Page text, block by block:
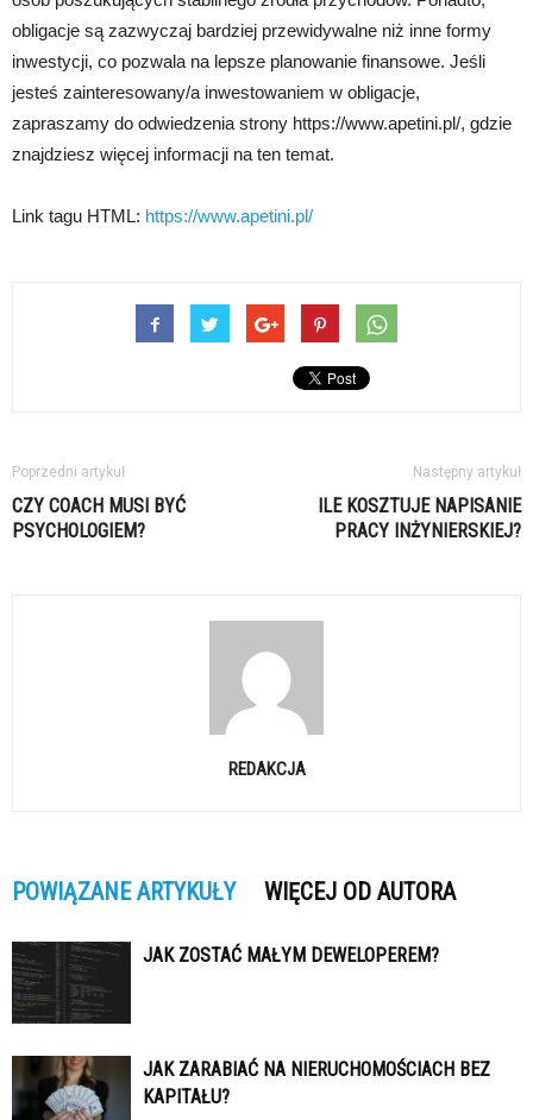
obligacje są zazwyczaj bardziej przewidywalne niż inne formy
inwestycji, co pozwala na lepsze planowanie finansowe. Jeśli
jesteś zainteresowany/a inwestowaniem w obligacje,
zapraszamy do odwiedzenia strony https://www.apetini.pl/, gdzie
znajdziesz więcej informacji na ten temat.
Link tagu HTML: https://www.apetini.pl/
Poprzedni artykuł
CZY COACH MUSI BYĆ
PSYCHOLOGIEM?
Następny artykuł
ILE KOSZTUJE NAPISANIE
PRACY INŻYNIERSKIEJ?
REDAKCJA
POWIĄZANE ARTYKUŁY WIĘCEJ OD AUTORA
JAK ZOSTAĆ MAŁYM DEWELOPEREM?
JAK ZARABIAĆ NA NIERUCHOMOŚCIACH BEZ
KAPITAŁU?